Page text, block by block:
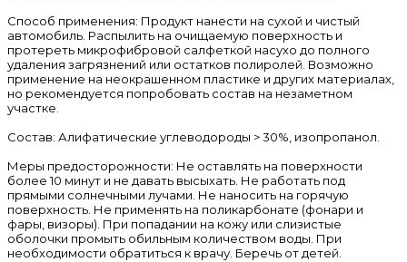
Способ применения: Продукт нанести на сухой и чистый
автомобиль. Распылить на очищаемую поверхность и
протереть микрофибровой салфеткой насухо до полного
удаления загрязнений или остатков полиролей. Возможно
применение на неокрашенном пластике и других материалах,
но рекомендуется попробовать состав на незаметном
участке.
Состав: Алифатические углеводороды > 30%, изопропанол.
Меры предосторожности: Не оставлять на поверхности
более 10 минут и не давать высыхать. Не работать под
прямыми солнечными лучами. Не наносить на горячую
поверхность. Не применять на поликарбонате (фонари и
фары, визоры). При попадании на кожу или слизистые
оболочки промыть обильным количеством воды. При
необходимости обратиться к врачу. Беречь от детей.